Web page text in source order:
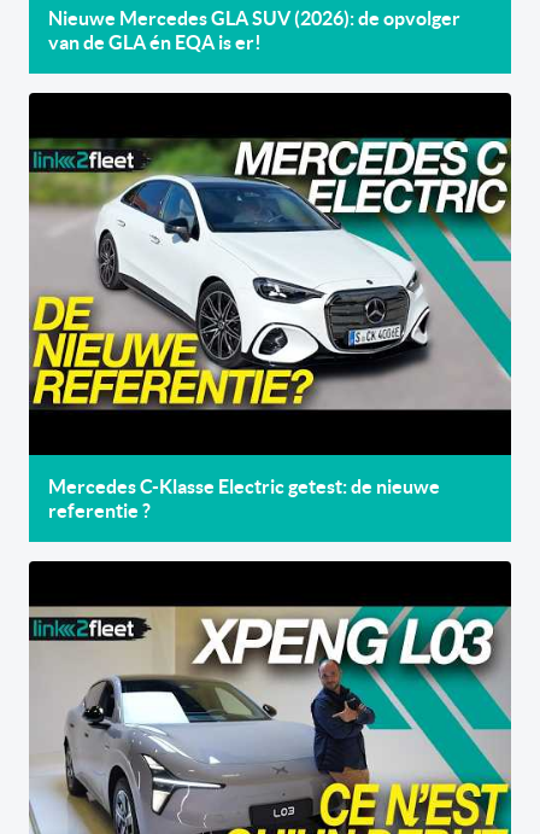
Nieuwe Mercedes GLA SUV (2026): de opvolger
van de GLA én EQA is er!
Mercedes C-Klasse Electric getest: de nieuwe
referentie ?